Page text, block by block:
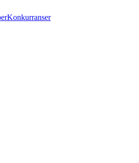
Konkurranser